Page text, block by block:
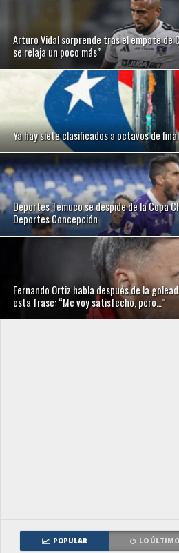
Arturo Vidal sorprende tras el empate de
se relaja un poco más”
Ya hay siete clasificados a octavos de
Deportes Temuco se despide de la Copa
Deportes Concepción
Fernando Ortiz habla después de la
esta frase: “Me voy satisfecho, pero…”
POPULAR LO ÚLTIMO